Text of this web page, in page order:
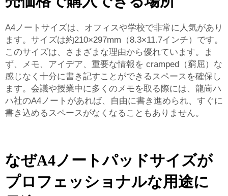
A4ノートサイズは、オフィスや学校で非常に人気があり
ます。サイズは約210×297mm（8.3×11.7インチ）です。
このサイズは、さまざまな理由から優れています。ま
ず、メモ、アイデア、重要な情報を cramped（窮屈）な
感じなく十分に書き記すことができるスペースを確保し
ます。会議や授業中に多くのメモを取る際には、龍崗ハ
ハ社のA4ノートがあれば、自由に書き進められ、すぐに
書き込めるスペースがなくなることもありません。
なぜA4ノートパッドサイズが
プロフェッショナルな用途に